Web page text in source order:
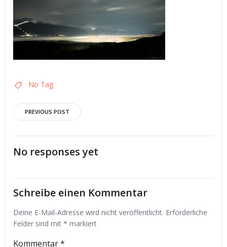
No Tag
Post
navigation
PREVIOUS POST
No responses yet
Schreibe einen Kommentar
Deine E-Mail-Adresse wird nicht veröffentlicht. Erforderliche
Felder sind mit * markiert
Kommentar*